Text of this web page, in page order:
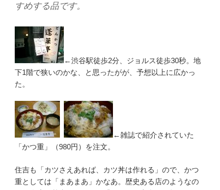
すめする品です。
←渋谷駅徒歩2分、ジョルス徒歩30秒。地
下1階で狭いのかな、と思ったがが、予想以上に広かっ
た。
←雑誌で紹介されていた
「かつ重」（980円）を注文。
住吉も「カツさえあれば、カツ丼は作れる」ので、かつ
重としては「まあまあ」かなあ。歴史ある店のようなの